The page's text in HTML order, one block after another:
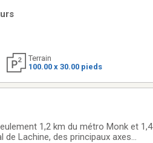
Terrain
100.00 x 30.00 pieds
1,2 km du métro Monk et 1,4
de Lachine, des principaux axes